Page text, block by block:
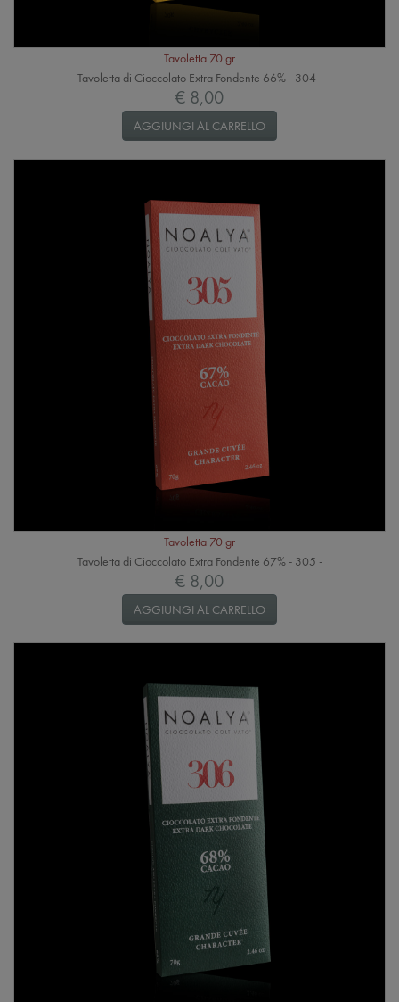
Tavoletta 70 gr
Tavoletta di Cioccolato Extra Fondente 66% - 304 -
€ 8,00
AGGIUNGI AL CARRELLO
Tavoletta 70 gr
Tavoletta di Cioccolato Extra Fondente 67% - 305 -
€ 8,00
AGGIUNGI AL CARRELLO